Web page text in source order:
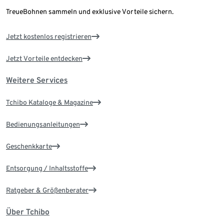
TreueBohnen sammeln und exklusive Vorteile sichern.
Jetzt kostenlos registrieren
Jetzt Vorteile entdecken
Weitere Services
Tchibo Kataloge & Magazine
Bedienungsanleitungen
Geschenkkarte
Entsorgung / Inhaltsstoffe
Ratgeber & Größenberater
Über Tchibo